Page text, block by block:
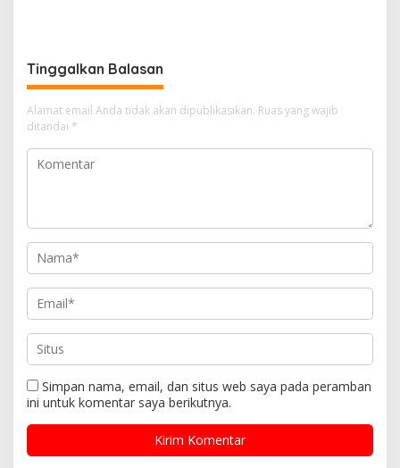
Tinggalkan Balasan
Alamat email Anda tidak akan dipublikasikan. Ruas yang wajib
ditandai *
Simpan nama, email, dan situs web saya pada peramban
ini untuk komentar saya berikutnya.